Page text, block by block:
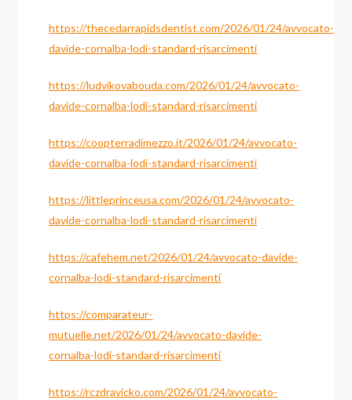
https://thecedarrapidsdentist.com/2026/01/24/avvocato-
davide-cornalba-lodi-standard-risarcimenti
https://ludvikovabouda.com/2026/01/24/avvocato-
davide-cornalba-lodi-standard-risarcimenti
https://coopterradimezzo.it/2026/01/24/avvocato-
davide-cornalba-lodi-standard-risarcimenti
https://littleprinceusa.com/2026/01/24/avvocato-
davide-cornalba-lodi-standard-risarcimenti
https://cafehem.net/2026/01/24/avvocato-davide-
cornalba-lodi-standard-risarcimenti
https://comparateur-
mutuelle.net/2026/01/24/avvocato-davide-
cornalba-lodi-standard-risarcimenti
https://rczdravicko.com/2026/01/24/avvocato-